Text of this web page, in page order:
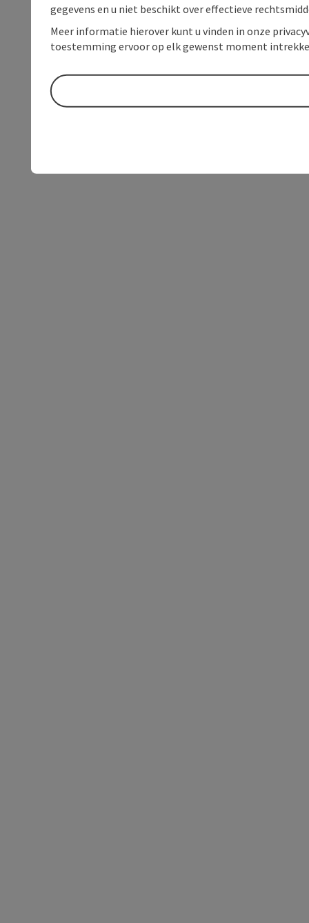
gegevens en u niet beschikt over effectieve
Meer informatie hierover kunt u vinden in onze
toestemming ervoor op elk gewenst moment